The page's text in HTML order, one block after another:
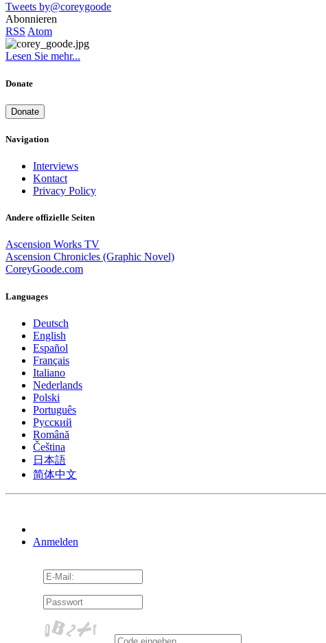
Tweets by@coreygoode
Abonnieren
RSS Atom
Lesen Sie mehr...
Donate
Donate
Navigation
Interviews
Kontact
Privacy Policy
Andere offizielle Seiten
Ascension Works TV
Ascension Chronicles (Graphic Novel)
CoreyGoode.com
Languages
Deutsch
English
Español
Français
Italiano
Nederlands
Polski
Português
Pусский
Română
Čeština
日本語
简体中文
Anmelden